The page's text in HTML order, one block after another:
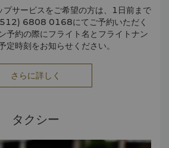
プサービスをご希望の方は、1日前まで
6808 0168にてご予約いただく
予約の際にフライト名とフライトナン
定時刻をお知らせください。
さらに詳しく
タクシー